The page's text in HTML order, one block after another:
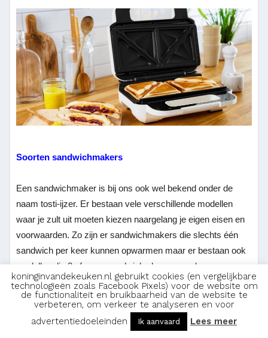
Soorten sandwichmakers
Een sandwichmaker is bij ons ook wel bekend onder de
naam tosti-ijzer. Er bestaan vele verschillende modellen
waar je zult uit moeten kiezen naargelang je eigen eisen en
voorwaarden. Zo zijn er sandwichmakers die slechts één
sandwich per keer kunnen opwarmen maar er bestaan ook
modellen die 2 of meer sandwichs kunnen maken.
Deze apparaten zijn natuurlijk ook in verschillende kleuren te
verkrijgen. Hoewel de meest voorkomende kleuren wit en
zwart zijn kun je het dus ook in het groen vinden als je een
koninginvandekeuken.nl gebruikt cookies (en vergelijkbare
technologieën zoals Facebook Pixels) voor de website om
de functionaliteit en bruikbaarheid van de website te
verbeteren, om verkeer te analyseren en voor
advertentiedoeleinden
Ik aanvaard Lees meer